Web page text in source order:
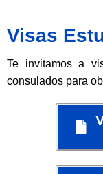
Visas
Te invitamos a
consulados para